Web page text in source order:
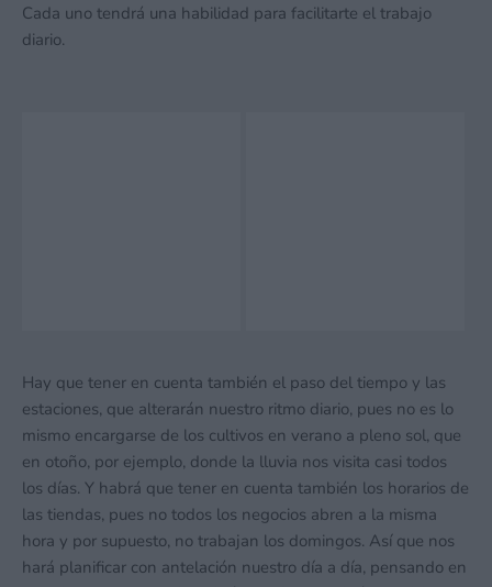
Cada uno tendrá una habilidad para facilitarte el trabajo
diario.
Hay que tener en cuenta también el paso del tiempo y las
estaciones, que alterarán nuestro ritmo diario, pues no es lo
mismo encargarse de los cultivos en verano a pleno sol, que
en otoño, por ejemplo, donde la lluvia nos visita casi todos
los días. Y habrá que tener en cuenta también los horarios de
las tiendas, pues no todos los negocios abren a la misma
hora y por supuesto, no trabajan los domingos. Así que nos
hará planificar con antelación nuestro día a día, pensando en